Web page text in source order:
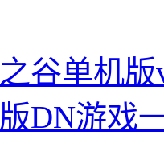
谷单机
DN游戏